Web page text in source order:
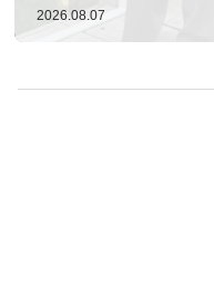
2026.08.07